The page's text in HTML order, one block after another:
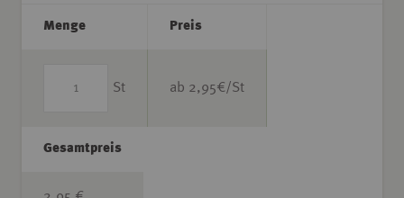
Menge
St
Preis
ab 2,95€/St
Gesamtpreis